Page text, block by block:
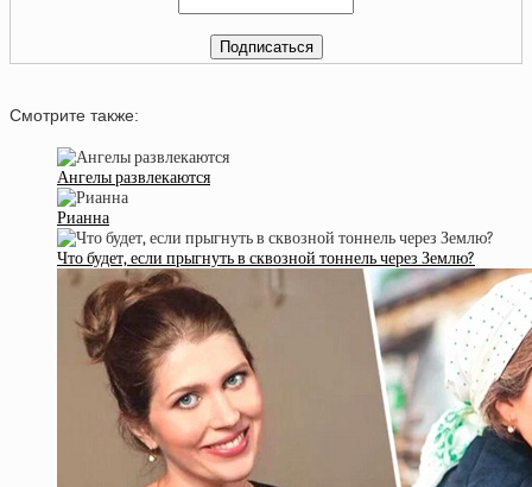
Смотрите также:
Ангелы развлекаются
Рианна
Что будет, если прыгнуть в сквозной тоннель через Землю?